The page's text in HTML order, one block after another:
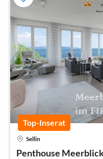
Top-Inserat
Sellin
Penthouse